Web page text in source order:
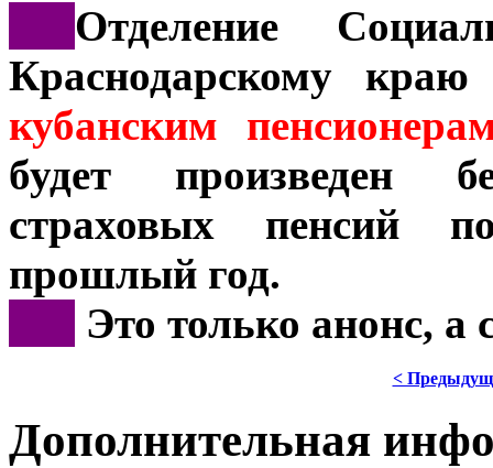
Отделение
Краснодарскому
кубанским
будет произведен
страховых пенсий
прошлый год.
Это только анонс,
<
Дополнительная